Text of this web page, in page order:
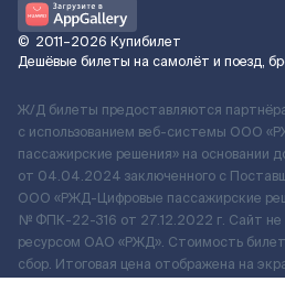
© 2011–2026 Купибилет
Дешёвые билеты на самолёт и поезд,
Ж/Д билеты предоставляются
с использованием веб-системы ООО
пассажирские решения» на основании
от 04.04.2024 заключенного с
ООО «РЖД-Цифровые пассажирские
№ ФПК-22-316 от 27.12.2022 г. Сайт не
ресурсом ОАО «РЖД». Стоимость
сбор. Итоговая цена отображена на